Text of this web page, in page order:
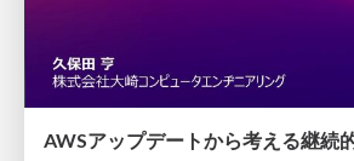
AWSアップデートから考える継続